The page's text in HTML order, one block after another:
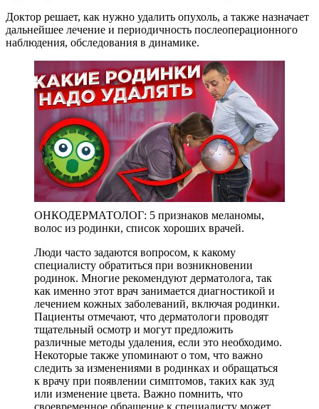
Доктор решает, как нужно удалить опухоль, а также назначает
дальнейшее лечение и периодичность послеоперационного
наблюдения, обследования в динамике.
ОНКОДЕРМАТОЛОГ: 5 признаков меланомы,
волос из родинки, список хороших врачей.
Люди часто задаются вопросом, к какому
специалисту обратиться при возникновении
родинок. Многие рекомендуют дерматолога, так
как именно этот врач занимается диагностикой и
лечением кожных заболеваний, включая родинки.
Пациенты отмечают, что дерматологи проводят
тщательный осмотр и могут предложить
различные методы удаления, если это необходимо.
Некоторые также упоминают о том, что важно
следить за изменениями в родинках и обращаться
к врачу при появлении симптомов, таких как зуд
или изменение цвета. Важно помнить, что